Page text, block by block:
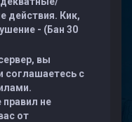
действия. Кик,
- (Бан 30
вы
соглашаетесь с
правил не
от